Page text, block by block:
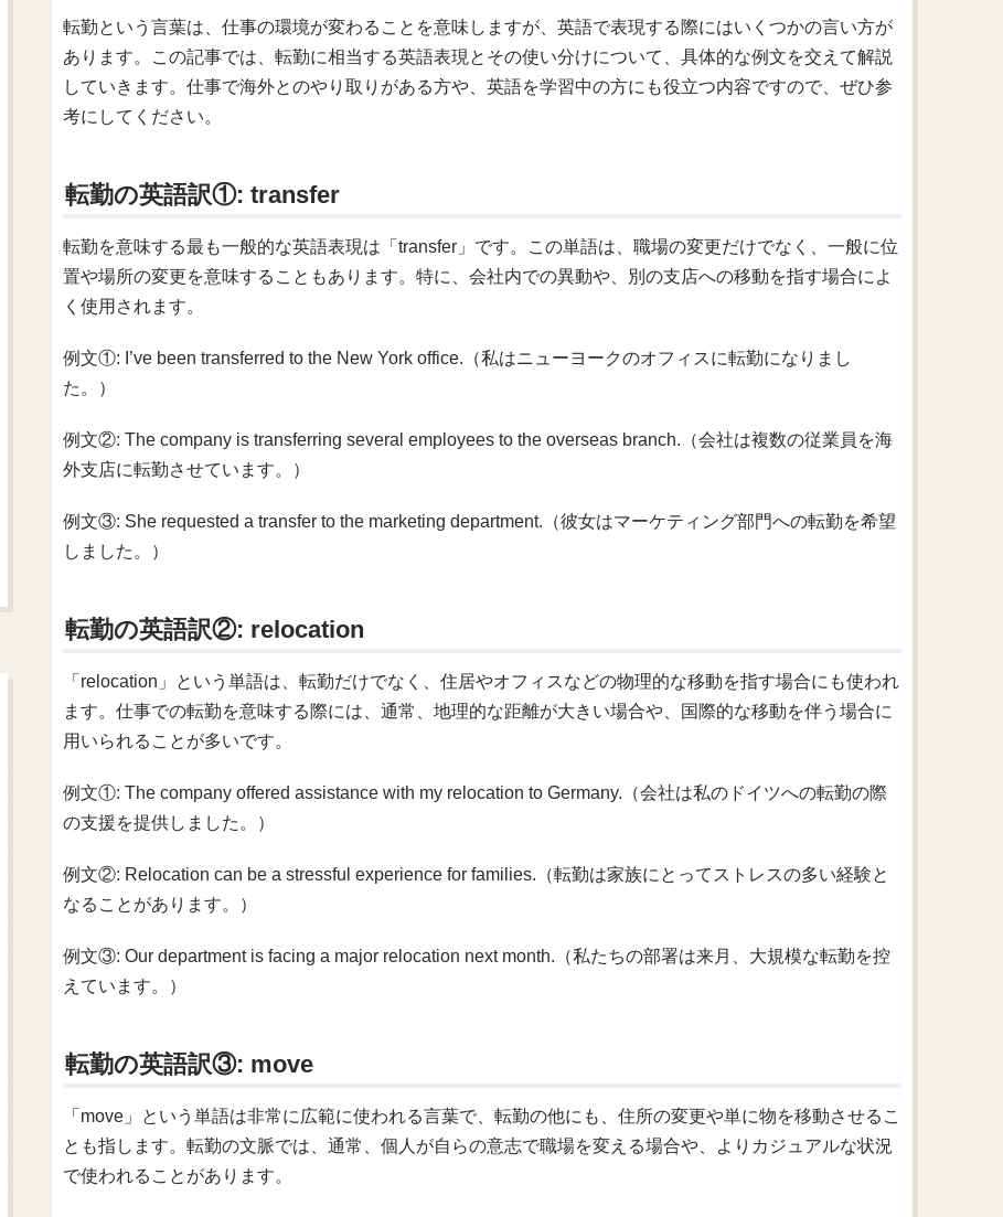
e
転勤という言葉は、仕事の環境が変わることを意味しますが、英語で表現する際にはいくつかの言い方が
あります。この記事では、転勤に相当する英語表現とその使い分けについて、具体的な例文を交えて解説
していきます。仕事で海外とのやり取りがある方や、英語を学習中の方にも役立つ内容ですので、ぜひ参
考にしてください。
転勤の英語訳①: transfer
転勤を意味する最も一般的な英語表現は「transfer」です。この単語は、職場の変更だけでなく、一般に位
置や場所の変更を意味することもあります。特に、会社内での異動や、別の支店への移動を指す場合によ
く使用されます。
例文①: I’ve been transferred to the New York office.（私はニューヨークのオフィスに転勤になりまし
た。）
例文②: The company is transferring several employees to the overseas branch.（会社は複数の従業員を海
外支店に転勤させています。）
例文③: She requested a transfer to the marketing department.（彼女はマーケティング部門への転勤を希望
しました。）
転勤の英語訳②: relocation
「relocation」という単語は、転勤だけでなく、住居やオフィスなどの物理的な移動を指す場合にも使われ
ます。仕事での転勤を意味する際には、通常、地理的な距離が大きい場合や、国際的な移動を伴う場合に
用いられることが多いです。
例文①: The company offered assistance with my relocation to Germany.（会社は私のドイツへの転勤の際
の支援を提供しました。）
例文②: Relocation can be a stressful experience for families.（転勤は家族にとってストレスの多い経験と
なることがあります。）
例文③: Our department is facing a major relocation next month.（私たちの部署は来月、大規模な転勤を控
えています。）
転勤の英語訳③: move
「move」という単語は非常に広範に使われる言葉で、転勤の他にも、住所の変更や単に物を移動させるこ
とも指します。転勤の文脈では、通常、個人が自らの意志で職場を変える場合や、よりカジュアルな状況
で使われることがあります。